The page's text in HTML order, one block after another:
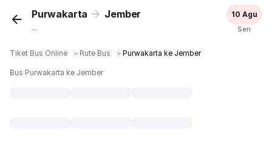
Purwakarta Jember
...
10 Agu
Sen
Tiket Bus Online ＞ Rute Bus ＞Purwakarta ke Jember
Bus Purwakarta ke Jember